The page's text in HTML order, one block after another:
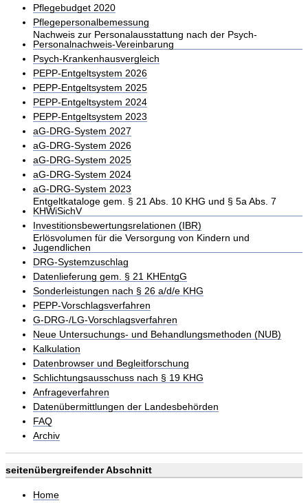
Pflegebudget 2020
Pflegepersonalbemessung
Nachweis zur Personalausstattung nach der Psych-
Personalnachweis-Vereinbarung
Psych-Krankenhausvergleich
PEPP-Entgeltsystem 2026
PEPP-Entgeltsystem 2025
PEPP-Entgeltsystem 2024
PEPP-Entgeltsystem 2023
aG-DRG-System 2027
aG-DRG-System 2026
aG-DRG-System 2025
aG-DRG-System 2024
aG-DRG-System 2023
Entgeltkataloge gem. § 21 Abs. 10 KHG und § 5a Abs. 7
KHWiSichV
Investitionsbewertungsrelationen (IBR)
Erlösvolumen für die Versorgung von Kindern und
Jugendlichen
DRG-Systemzuschlag
Datenlieferung gem. § 21 KHEntgG
Sonderleistungen nach § 26 a/d/e KHG
PEPP-Vorschlagsverfahren
G-DRG-/LG-Vorschlagsverfahren
Neue Untersuchungs- und Behandlungsmethoden (NUB)
Kalkulation
Datenbrowser und Begleitforschung
Schlichtungsausschuss nach § 19 KHG
Anfrageverfahren
Datenübermittlungen der Landesbehörden
FAQ
Archiv
seitenübergreifender Abschnitt
Home